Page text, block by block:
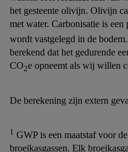
het gesteente olivijn. Olivijn
met water. Carbonisatie is
wordt vastgelegd in de
berekend dat het gedurende
CO2e opneemt als wij willen
De berekening zijn extern
1 GWP is een maatstaf voor
broeikasgassen. Elk
van derden en om je in die
te tonen. Voor dit doel kan
worden samengevoegd met
die door Criteo S.A. aan jou
Als je hiervoor toestemming
eerder interesse hebt
niet te kopen). De
verschillende